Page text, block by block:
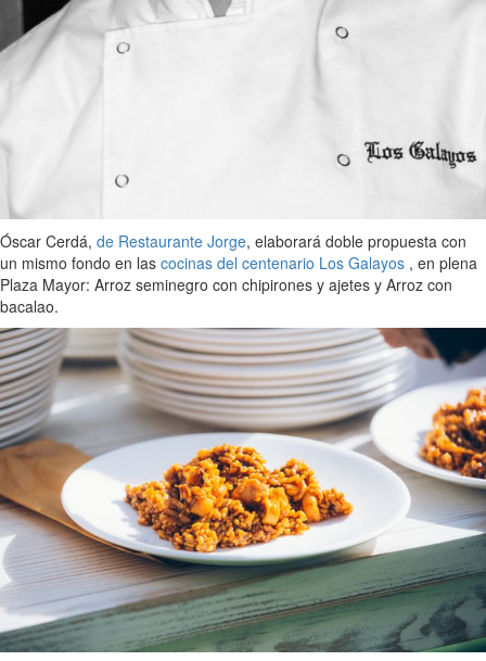
Óscar Cerdá, de Restaurante Jorge, elaborará doble propuesta con
un mismo fondo en las cocinas del centenario Los Galayos , en plena
Plaza Mayor: Arroz seminegro con chipirones y ajetes y Arroz con
bacalao.